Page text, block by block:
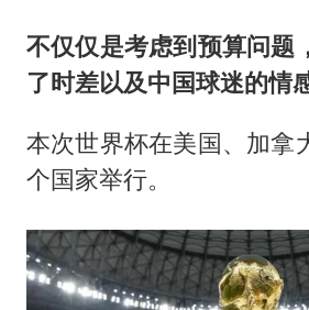
不仅仅是考虑到预算问题
了时差以及中国球迷的情感
本次世界杯在美国、加拿
个国家举行。